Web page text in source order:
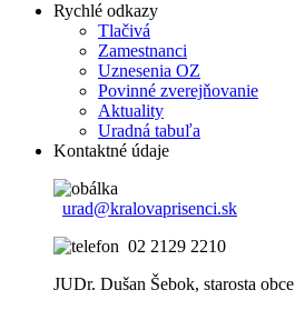
Rychlé odkazy
Tlačivá
Zamestnanci
Uznesenia OZ
Povinné zverejňovanie
Aktuality
Uradná tabuľa
Kontaktné údaje
urad@kralovaprisenci.sk
02 2129 2210
JUDr. Dušan Šebok, starosta obce